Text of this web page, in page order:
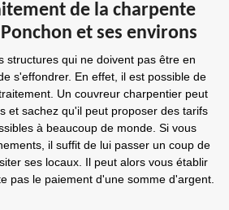
de la charpente
et ses environs
structures qui ne doivent pas être en
s'effondrer. En effet, il est possible de
Un couvreur charpentier peut
et sachez qu'il peut proposer des tarifs
à beaucoup de monde. Si vous
il suffit de lui passer un coup de
ses locaux. Il peut alors vous établir
pas le paiement d'une somme d'argent.